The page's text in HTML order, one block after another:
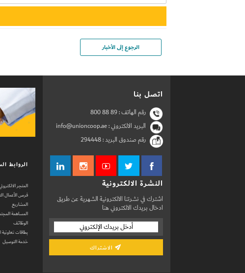
الرجوع إلى الأخبار
اتصل بنا
رقم الهاتف :800 88 89
البريد الالكتروني : info@unioncoop.ae
رقم صندوق البريد :294448
النشرة الالكترونية
اشترك في نشرتنا الالكترونية الشهرية عن طريق
ادخال بريدك الالكتروني هنا
الروابط
المتجر
فرص الأعمال
المشاريع
المساهمة
الوظائف
بطاقات تعاونية
خدمة التوصيل